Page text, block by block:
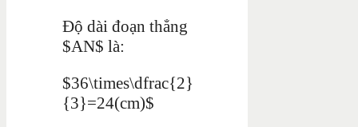
Độ dài đoạn thẳng
$AN$ là:
$36\times\dfrac{2}
{3}=24(cm)$